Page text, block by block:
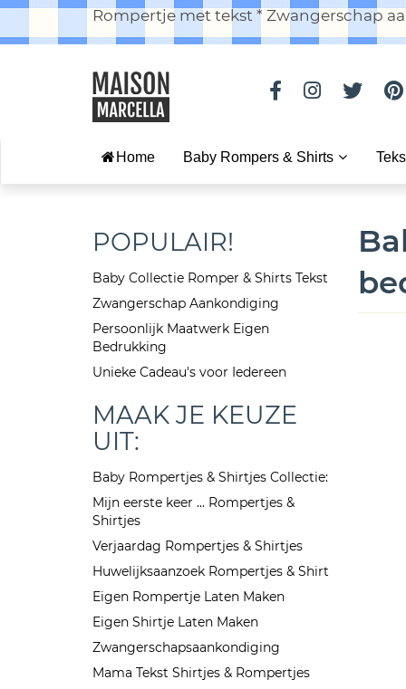
Rompertje met tekst * Zwangerschap
Home Baby Rompers & Shirts
POPULAIR!
Baby Collectie Romper & Shirts Tekst
Zwangerschap Aankondiging
Persoonlijk Maatwerk Eigen
Bedrukking
Unieke Cadeau's voor Iedereen
MAAK JE KEUZE
UIT:
Baby Rompertjes & Shirtjes Collectie:
Mijn eerste keer ... Rompertjes &
Shirtjes
Verjaardag Rompertjes & Shirtjes
Huwelijksaanzoek Rompertjes & Shirt
Eigen Rompertje Laten Maken
Eigen Shirtje Laten Maken
Zwangerschapsaankondiging
Mama Tekst Shirtjes & Rompertjes